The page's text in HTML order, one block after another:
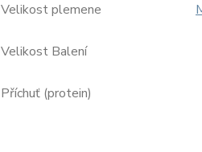
Velikost plemene
Velikost Balení
Příchuť (protein)